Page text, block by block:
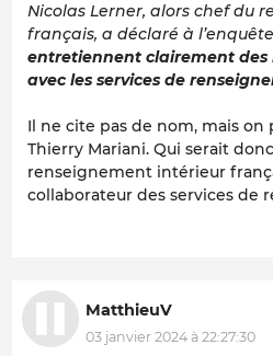
Nicolas Lerner, alors chef du
français, a déclaré à l’enquête
entretiennent clairement des
avec les services de
Il ne cite pas de nom, mais
Thierry Mariani. Qui serait
renseignement intérieur
collaborateur des services de
MatthieuV
03 janvier 2024 à 22:27:30